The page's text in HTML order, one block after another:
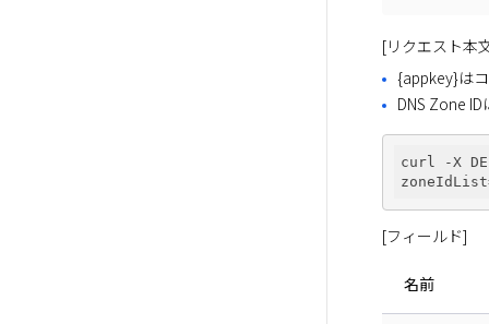
[リクエスト本
{appkey}は
DNS Zone ID
curl -X
[フィールド]
名前